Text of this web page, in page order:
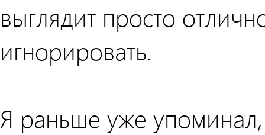
выглядит просто
игнорировать.
Я раньше уже